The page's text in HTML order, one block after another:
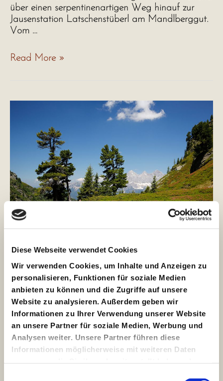
Diese Webseite verwendet Cookies
Wir verwenden Cookies, um Inhalte und Anzeigen zu
personalisieren, Funktionen für soziale Medien
anbieten zu können und die Zugriffe auf unsere
Website zu analysieren. Außerdem geben wir
Informationen zu Ihrer Verwendung unserer Website
an unsere Partner für soziale Medien, Werbung und
Analysen weiter. Unsere Partner führen diese
Informationen möglicherweise mit weiteren Daten
über einen serpentinenartigen Weg hinauf zur
Jausenstation Latschenstüberl am Mandlberggut.
Vom …
Mandlberggut
Read More »
Wandern am Rossbrand
Sommer,Wandern/ ByKreativwerk
Wandern am Rossbrand Sommer Wandern Hier
geht’s zur Wegbeschreibung Der Rossbrand ist
ein beliebter Aussichtsberg in den Radstädter
Tauern, der ein beeindruckendes 360-Grad-